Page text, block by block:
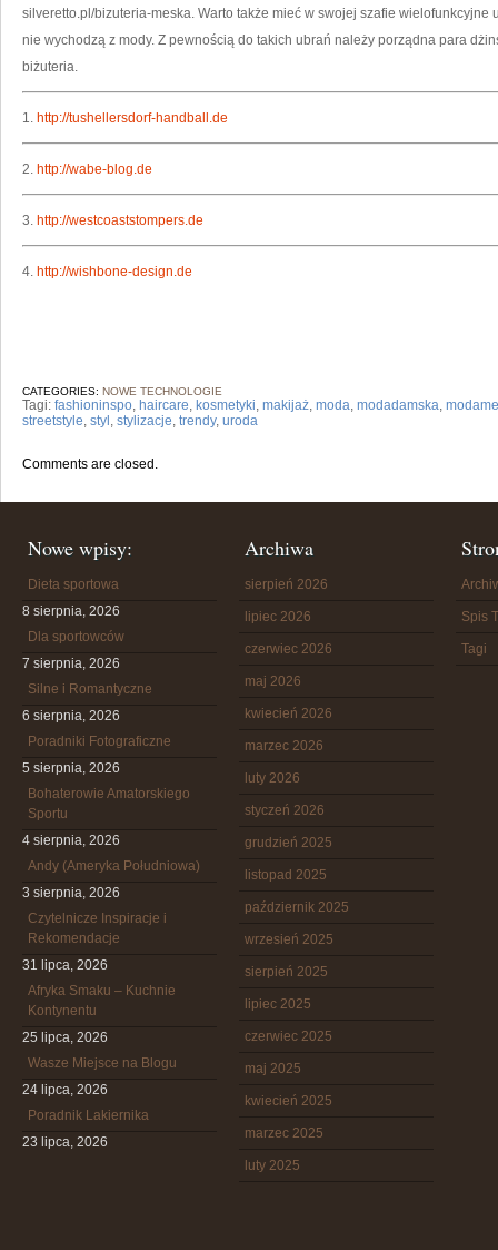
silveretto.pl/bizuteria-meska. Warto także mieć w swojej szafie wielofunkcyjne
nie wychodzą z mody. Z pewnością do takich ubrań należy porządna para
biżuteria.
1. http://tushellersdorf-handball.de
2. http://wabe-blog.de
3. http://westcoaststompers.de
4. http://wishbone-design.de
CATEGORIES: NOWE TECHNOLOGIE
Tagi: fashioninspo, haircare, kosmetyki, makijaż, moda, modadamska,
streetstyle, styl , stylizacje, trendy, uroda
Comments are closed.
Nowe wpisy:
Dieta sportowa
8 sierpnia, 2026
Dla sportowców
7 sierpnia, 2026
Silne i Romantyczne
6 sierpnia, 2026
Poradniki Fotograficzne
5 sierpnia, 2026
Bohaterowie Amatorskiego
Sportu
4 sierpnia, 2026
Andy (Ameryka Południowa)
3 sierpnia, 2026
Czytelnicze Inspiracje i
Rekomendacje
31 lipca, 2026
Afryka Smaku – Kuchnie
Kontynentu
25 lipca, 2026
Wasze Miejsce na Blogu
24 lipca, 2026
Poradnik Lakiernika
23 lipca, 2026
Archiwa
sierpień 2026
lipiec 2026
czerwiec 2026
maj 2026
kwiecień 2026
marzec 2026
luty 2026
styczeń 2026
grudzień 2025
listopad 2025
październik 2025
wrzesień 2025
sierpień 2025
lipiec 2025
czerwiec 2025
maj 2025
kwiecień 2025
marzec 2025
luty 2025
Spis
Tagi